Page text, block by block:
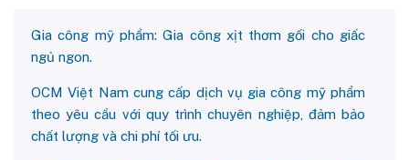
Gia công mỹ phẩm: Gia công xịt thơm gối cho giấc
ngủ ngon.
OCM Việt Nam cung cấp dịch vụ gia công mỹ phẩm
theo yêu cầu với quy trình chuyên nghiệp, đảm bảo
chất lượng và chi phí tối ưu.